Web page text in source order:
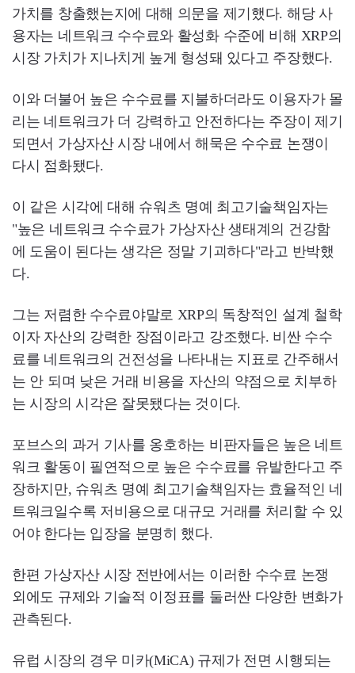
가치를 창출했는지에 대해 의문을 제기했다. 해당 사
용자는 네트워크 수수료와 활성화 수준에 비해 XRP의
시장 가치가 지나치게 높게 형성돼 있다고 주장했다.
이와 더불어 높은 수수료를 지불하더라도 이용자가 몰
리는 네트워크가 더 강력하고 안전하다는 주장이 제기
되면서 가상자산 시장 내에서 해묵은 수수료 논쟁이
다시 점화됐다.
이 같은 시각에 대해 슈워츠 명예 최고기술책임자는
"높은 네트워크 수수료가 가상자산 생태계의 건강함
에 도움이 된다는 생각은 정말 기괴하다"라고 반박했
다.
그는 저렴한 수수료야말로 XRP의 독창적인 설계 철학
이자 자산의 강력한 장점이라고 강조했다. 비싼 수수
료를 네트워크의 건전성을 나타내는 지표로 간주해서
는 안 되며 낮은 거래 비용을 자산의 약점으로 치부하
는 시장의 시각은 잘못됐다는 것이다.
포브스의 과거 기사를 옹호하는 비판자들은 높은 네트
워크 활동이 필연적으로 높은 수수료를 유발한다고 주
장하지만, 슈워츠 명예 최고기술책임자는 효율적인 네
트워크일수록 저비용으로 대규모 거래를 처리할 수 있
어야 한다는 입장을 분명히 했다.
한편 가상자산 시장 전반에서는 이러한 수수료 논쟁
외에도 규제와 기술적 이정표를 둘러싼 다양한 변화가
관측된다.
유럽 시장의 경우 미카(MiCA) 규제가 전면 시행되는